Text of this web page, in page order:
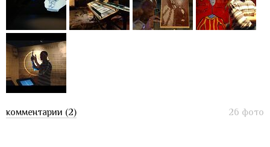
комментарии (2) 26 фото